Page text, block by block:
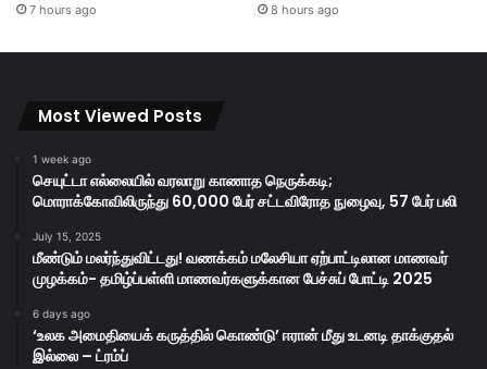
7 hours ago 8 hours ago
Most Viewed Posts
1 week ago
செயுட்டா எல்லையில் வரலாறு காணாத நெருக்கடி;
மொராக்கோவிலிருந்து 60,000 பேர் சட்டவிரோத நுழைவு, 57 பேர் பலி
July 15, 2025
மீண்டும் மலர்ந்துவிட்டது! வணக்கம் மலேசியா ஏற்பாட்டிலான மாணவர்
முழக்கம்- தமிழ்ப்பள்ளி மாணவர்களுக்கான பேச்சுப் போட்டி 2025
6 days ago
‘உலக அமைதியைக் கருத்தில் கொண்டு’ ஈரான் மீது உடனடி தாக்குதல்
இல்லை – ட்ரம்ப்